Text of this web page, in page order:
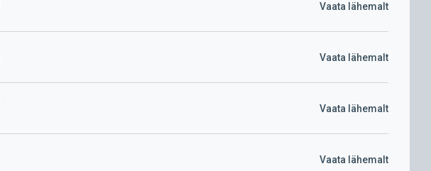
Vaata lähemalt
Vaata lähemalt
Vaata lähemalt
Vaata lähemalt